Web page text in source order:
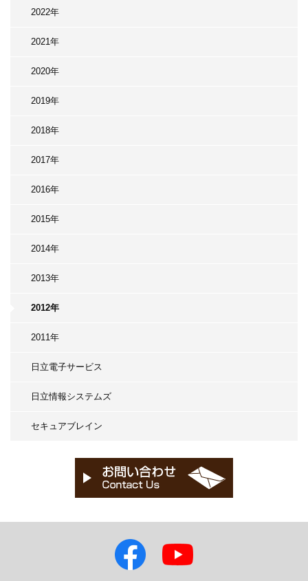
2022年
2021年
2020年
2019年
2018年
2017年
2016年
2015年
2014年
2013年
2012年
2011年
日立電子サービス
日立情報システムズ
セキュアブレイン